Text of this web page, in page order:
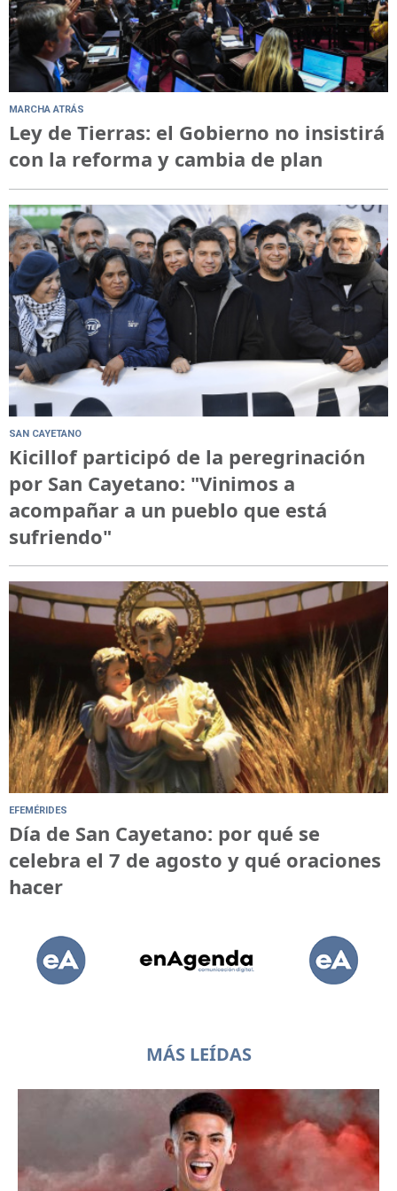
MARCHA ATRÁS
Ley de Tierras: el Gobierno no insistirá
con la reforma y cambia de plan
SAN CAYETANO
Kicillof participó de la peregrinación
por San Cayetano: "Vinimos a
acompañar a un pueblo que está
sufriendo"
EFEMÉRIDES
Día de San Cayetano: por qué se
celebra el 7 de agosto y qué oraciones
hacer
MÁS LEÍDAS